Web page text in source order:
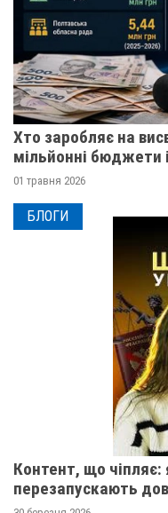
Хто заробляє на
мільйонні бюджети
01 травня 2026
БЛОГИ
Контент, що чіпляє:
перезапускають